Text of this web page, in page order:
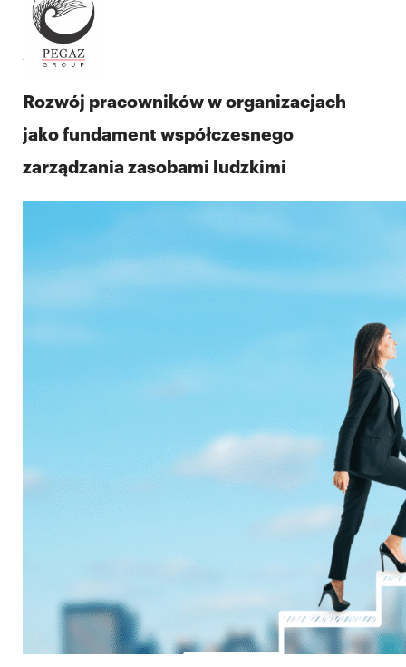
22.07.2025
Rozwój pracowników w organizacjach
jako fundament współczesnego
zarządzania zasobami ludzkimi